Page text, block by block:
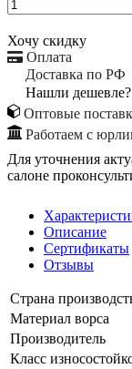
Хочу скидку
Оплата
Доставка по РФ
Нашли дешевле?
Оптовые
Работаем с
Для уточнения
салоне
Описание
Сертификаты
Отзывы
Страна
Материал ворса
Производитель
Класс